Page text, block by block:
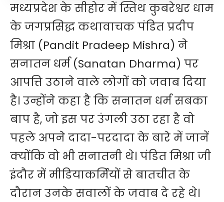
मध्यप्रदेश के सीहोर में स्तिथ कुबरेश्वर धाम
के जगप्रसिद्ध कथावाचक पंडित प्रदीप
मिश्रा (Pandit Pradeep Mishra) ने
सनातन धर्म (Sanatan Dharma) पर
आपत्ति उठाने वाले लोगों को जवाब दिया
है। उन्होंने कहा है कि सनातन धर्म सबका
बाप है, जो इस पर उंगली उठा रहा है वो
पहले अपने दादा-परदादा के बारे में जानें
क्योंकि वो भी सनातनी थे। पंडित मिश्रा जी
इंदौर में मीडियाकर्मियों से बातचीत के
दौरान उनके सवालों के जवाब दे रहे थे।